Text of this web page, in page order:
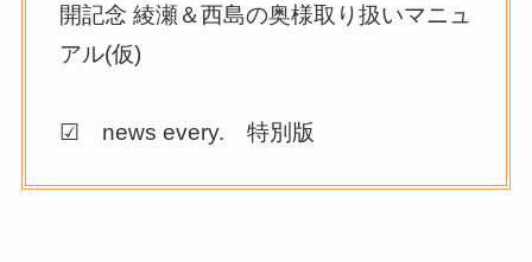
開記念 綾瀬＆西島の奥様取り扱いマニュ
アル(仮)
☑ news every. 特別版